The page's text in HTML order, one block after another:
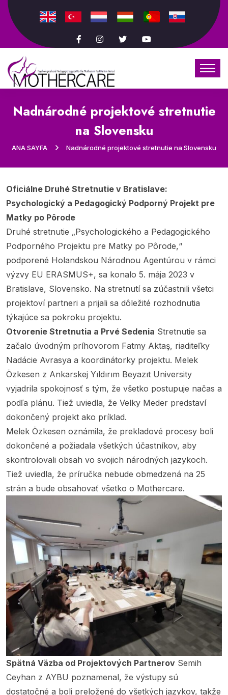
Nadnárodné projektové stretnutie
na Slovensku
ANA SAYFA Nadnárodné projektové stretnutie na Slovensku
Oficiálne Druhé Stretnutie v Bratislave:
Psychologický a Pedagogický Podporný Projekt pre
Matky po Pôrode
Druhé stretnutie „Psychologického a Pedagogického
Podporného Projektu pre Matky po Pôrode,“
podporené Holandskou Národnou Agentúrou v rámci
výzvy EU ERASMUS+, sa konalo 5. mája 2023 v
Bratislave, Slovensko. Na stretnutí sa zúčastnili všetci
projektoví partneri a prijali sa dôležité rozhodnutia
týkajúce sa pokroku projektu.
Otvorenie Stretnutia a Prvé Sedenia Stretnutie sa
začalo úvodným príhovorom Fatmy Aktaş, riaditeľky
Nadácie Avrasya a koordinátorky projektu. Melek
Özkesen z Ankarskej Yıldırım Beyazıt University
vyjadrila spokojnosť s tým, že všetko postupuje načas a
podľa plánu. Tiež uviedla, že Velky Meder predstaví
dokončený projekt ako príklad.
Melek Özkesen oznámila, že prekladové procesy boli
dokončené a požiadala všetkých účastníkov, aby
skontrolovali obsah vo svojich národných jazykoch.
Tiež uviedla, že príručka nebude obmedzená na 25
strán a bude obsahovať všetko o Mothercare.
Spätná Väzba od Projektových Partnerov Semih
Ceyhan z AYBU poznamenal, že výstupy sú
dostatočné a boli preložené do všetkých jazykov, takže